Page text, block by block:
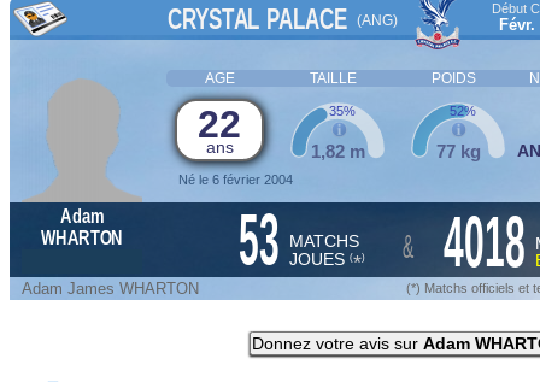
CRYSTAL PALACE (ANG)
Début
Févr.
AGE TAILLE POIDS
22
ans
Né le 6 février 2004
1,82 m
35%
77 kg
52%
Adam
WHARTON
53 MATCHS
JOUES (*) & 4018
Adam James WHARTON (*) Matchs officiels et
Donnez votre avis sur Adam